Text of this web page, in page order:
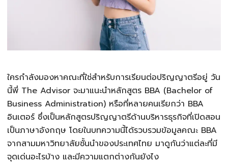
ใครกำลังมองหาคณะที่ใช่สำหรับการเรียนต่อปริญญาตรีอยู่ วัน
นี้พี่ The Advisor จะมาแนะนำหลักสูตร BBA (Bachelor of
Business Administration) หรือที่หลายคนเรียกว่า BBA
อินเตอร์ ซึ่งเป็นหลักสูตรปริญญาตรีด้านบริหารธุรกิจที่เปิดสอน
เป็นภาษาอังกฤษ โดยในบทความนี้ได้รวบรวมข้อมูลคณะ BBA
จากสามมหาวิทยาลัยชั้นนำของประเทศไทย มาดูกันว่าแต่ละที่มี
จุดเด่นอะไรบ้าง และมีความแตกต่างกันยังไง